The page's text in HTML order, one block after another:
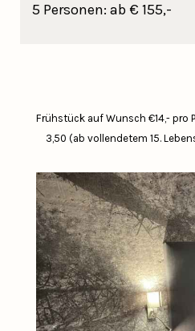
5 Personen: ab € 155,-
Frühstück auf Wunsch €14,- pro
3,50 (ab vollendetem 15.